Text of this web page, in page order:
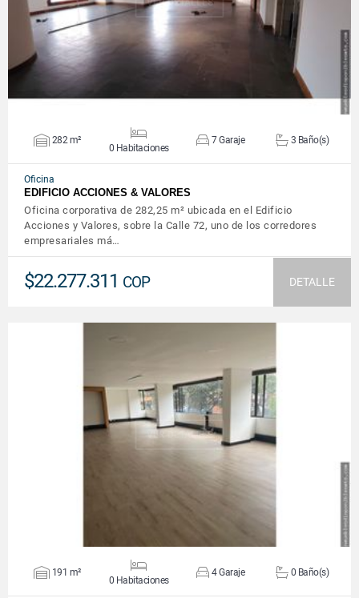
VER DETALLES
282 m²
0 Habitaciones
7 Garaje 3 Baño(s)
Oficina
EDIFICIO ACCIONES & VALORES
Oficina corporativa de 282,25 m² ubicada en el Edificio
Acciones y Valores, sobre la Calle 72, uno de los corredores
empresariales má…
$22.277.311 COP DETALLE
VER DETALLES
191 m²
0 Habitaciones
4 Garaje 0 Baño(s)